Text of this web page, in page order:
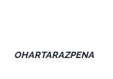
OHARTARAZPENA